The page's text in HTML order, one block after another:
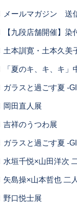
メールマガジン 送
【九段店舗開催】染
土本訓寛・土本久美
「夏のキ、キ、キ
ガラスと過ごす夏 -
岡田直人展
吉祥のうつわ展
ガラスと過ごす夏 -
水垣千悦×山田洋次
矢島操×山本哲也 二
野口悦士展